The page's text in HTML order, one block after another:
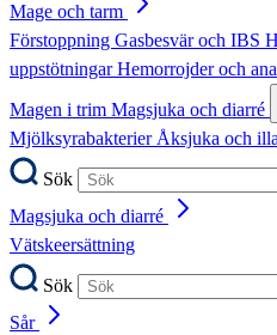
Mage och tarm
Förstoppning Gasbesvär och IBS
uppstötningarHemorrojder och
Magen i trim Magsjuka och diarré
MjölksyrabakterierÅksjuka och
Sök
Magsjuka och diarré
Vätskeersättning
Sök
Sår